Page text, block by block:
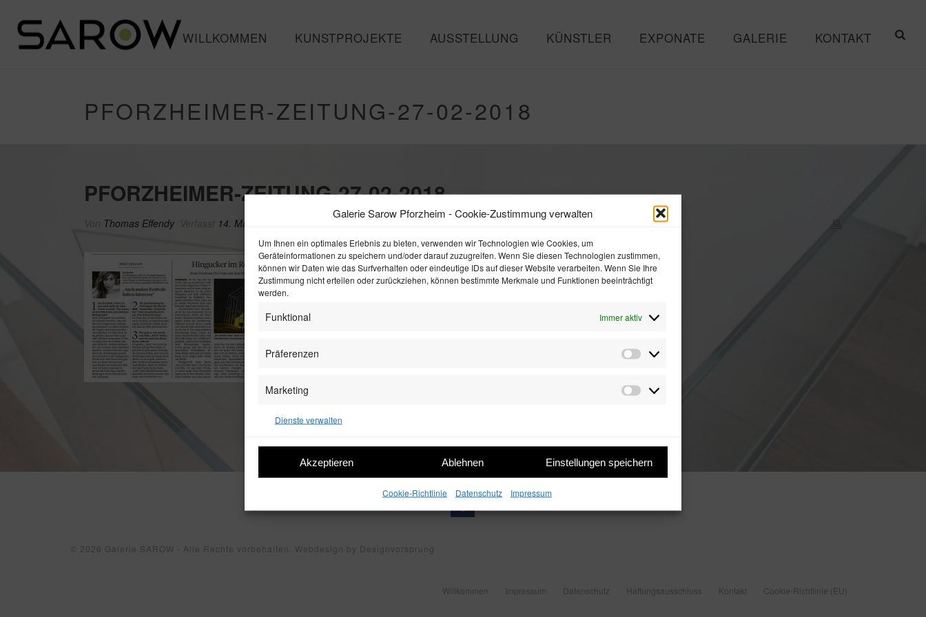
Galerie Sarow Pforzheim - Cookie-Zustimmung verwalten
Um Ihnen ein optimales Erlebnis zu bieten, verwenden wir Technologien wie Cookies, um
Geräteinformationen zu speichern und/oder darauf zuzugreifen. Wenn Sie diesen Technologien zustimmen,
können wir Daten wie das Surfverhalten oder eindeutige IDs auf dieser Website verarbeiten. Wenn Sie Ihre
Zustimmung nicht erteilen oder zurückziehen, können bestimmte Merkmale und Funktionen beeinträchtigt
werden.
Funktional Immer aktiv
Präferenzen
Präferenzen
Marketing
Marketing
Dienste verwalten
Akzeptieren Ablehnen Einstellungen speichern
Cookie-Richtlinie Datenschutz Impressum
WILLKOMMEN KUNSTPROJEKTE AUSSTELLUNG KÜNSTLER EXPONATE GALERIE KONTAKT
PFORZHEIMER-ZEITUNG-27-02-2018
PFORZHEIMER-ZEITUNG-27-02-2018
Thomas Effendy 14. März 2018
© 2026 Galerie SAROW - Alle Rechte vorbehalten. Webdesign by Designvorsprung
Willkommen Impressum Datenschutz Haftungsausschluss Kontakt Cookie-Richtlinie (EU)